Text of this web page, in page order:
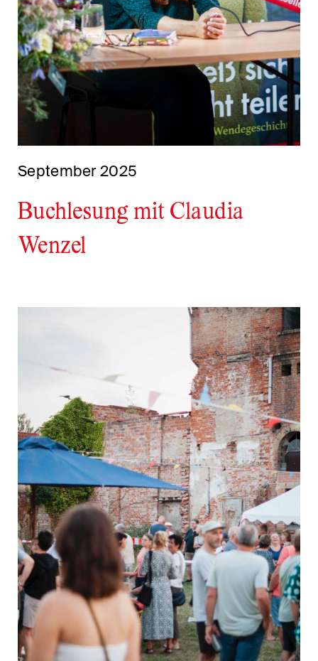
September 2025
Buchlesung mit Claudia
Wenzel